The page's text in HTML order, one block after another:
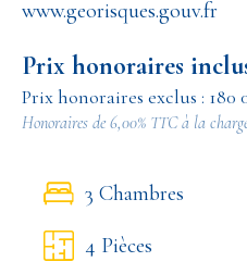
www.georisques.gouv.fr
Prix honoraires
Prix honoraires exclus : 180
Honoraires de 6,00% TTC à la
3 Chambres
4 Pièces